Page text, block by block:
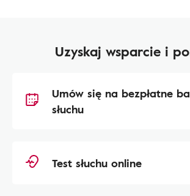
Uzyskaj wsparcie i
Umów się na bezpłatne
słuchu
Test słuchu online